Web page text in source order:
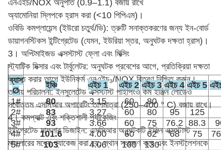
এনএইচ/NOX অনুপাত (0.9–1.1) বজায় রাখে
অ্যামোনিয়া স্লিপকে হ্রাস করা (<10 পিপিএম)।
ওবিডি কমপ্লায়েন্স (ইউরো চতুর্থ/ভি): ত্রুটি সনাক্তকরণের জন্য ইন-বোর্ড
ডায়াগনস্টিকস ইন্টিগ্রেটেড (যেমন, ইউরিয়া স্তর, অনুঘটক দক্ষতা হ্রাস)।
3। অপ্টিমাইজড এক্সস্টাস্ট ফ্লো এবং মিক্সিং
স্ট্যাটিক মিক্সার এবং টার্বুলেটর: অনুঘটক প্রবেশের আগে, প্রতিক্রিয়া দক্ষতা
উন্নত করার আগে ইউনিফর্ম এনএইচ₃/NOX বিতরণ নিশ্চিত করুন।
তাপীয় পরিচালনা: ইনসুলেটেড এক্সস্টাস্ট পাইপিংও কম ইঞ্জিন লোডেও
সর্বোত্তম এসসিআর অপারেটিং তাপমাত্রা (250–400 ° C) বজায় রাখে।
4। কমপ্যাক্ট এবং শক্তিশালী প্যাকেজিং
ইন্টিগ্রেটেড মাফলার ডিজাইন: এসসিআর অনুঘটকটি ইঞ্জিন এক্সস্টাস্ট
মাফলারের মধ্যে প্যাকেজ করা হয়, স্থান সংরক্ষণ করে এবং ইনস্টলেশনকে
ব্যাস
Ø
ইঞ্চি এইচ 1 এইচ 2 এইচ 3 এইচ 4 এইচ 5
1#
80 3.15 60
80
2#
83 3.27 60 80 95
125
3#
93 3.66 60 75 76.2 88.3
4#
101.6 4.00 60 62 68 75
5#
103 4.06 100
130